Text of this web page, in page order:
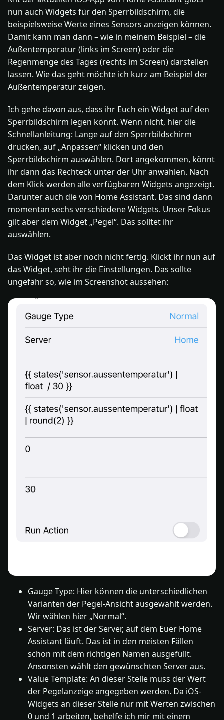
nun auch Widgets für den Sperrbildschirm, die
beispielsweise Werte eines Sensors anzeigen können.
Damit kann man dann – wie in meinem Beispiel – die
Außentemperatur (links im Screen) oder die
Regenmenge des Tages (rechts im Screen) darstellen
lassen. Wie das geht möchte ich kurz am Beispiel der
Außentemperatur zeigen.
Ich gehe davon aus, dass ihr Euch ein Widget auf den
Sperrbildschirm legen könnt. Wenn nicht, hier die
Schnellanleitung: Lange auf den Sperrbildschirm
drücken, auf „Anpassen“ klicken und den
Sperrbildschirm auswählen. Dort angekommen, könnt
ihr dann das Rechteck unter der Uhr anwählen. Nach
dem Klick werden alle verfügbaren Widgets angezeigt.
Darunter auch die von Home Assistant. Das sind dann
momentan sechs verschiedene Widgets. Unser Fokus
gilt aber dem Widget „Pegel“. Das solltet ihr
auswählen.
Das Widget ist aber noch nicht fertig. Klickt ihr nun auf
das Widget, seht ihr die Einstellungen. Das sollte
ungefähr so, wie im Screenshot aussehen:
Gauge Type: Hier können die unterschiedlichen
Varianten der Pegel-Ansicht ausgewählt werden.
Wir wählen hier „Normal“.
Server: Das ist der Server, auf dem Euer Home
Assistant läuft. Das ist in den meisten Fällen
schon mit dem richtigen Namen ausgefüllt.
Ansonsten wählt den gewünschten Server aus.
Value Template: An dieser Stelle muss der Wert
der Pegelanzeige angegeben werden. Da iOS-
Widgets an dieser Stelle nur mit Werten zwischen
0 und 1 arbeiten, behelfe ich mir mit einem